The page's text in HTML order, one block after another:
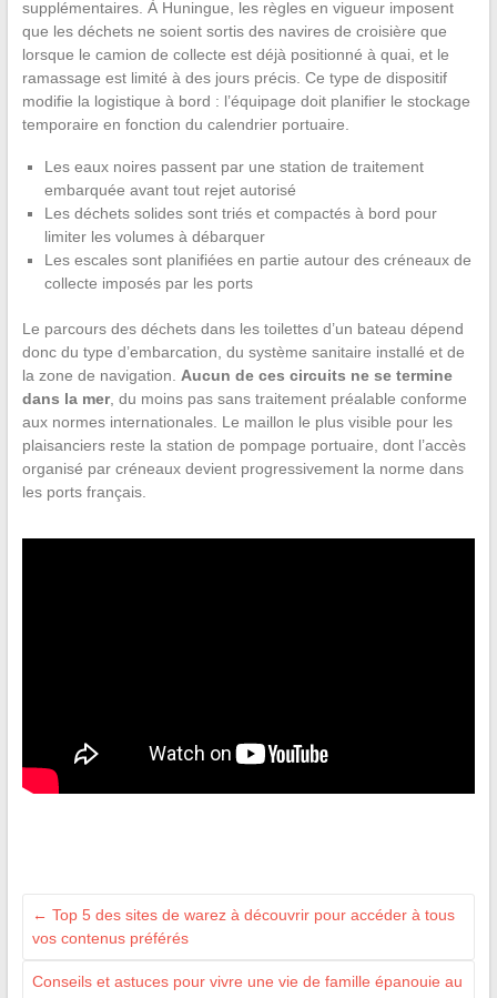
supplémentaires. À Huningue, les règles en vigueur imposent
que les déchets ne soient sortis des navires de croisière que
lorsque le camion de collecte est déjà positionné à quai, et le
ramassage est limité à des jours précis. Ce type de dispositif
modifie la logistique à bord : l’équipage doit planifier le stockage
temporaire en fonction du calendrier portuaire.
Les eaux noires passent par une station de traitement
embarquée avant tout rejet autorisé
Les déchets solides sont triés et compactés à bord pour
limiter les volumes à débarquer
Les escales sont planifiées en partie autour des créneaux de
collecte imposés par les ports
Le parcours des déchets dans les toilettes d’un bateau dépend
donc du type d’embarcation, du système sanitaire installé et de
la zone de navigation. Aucun de ces circuits ne se termine
dans la mer, du moins pas sans traitement préalable conforme
aux normes internationales. Le maillon le plus visible pour les
plaisanciers reste la station de pompage portuaire, dont l’accès
organisé par créneaux devient progressivement la norme dans
les ports français.
← Top 5 des sites de warez à découvrir pour accéder à tous
vos contenus préférés
Conseils et astuces pour vivre une vie de famille épanouie au